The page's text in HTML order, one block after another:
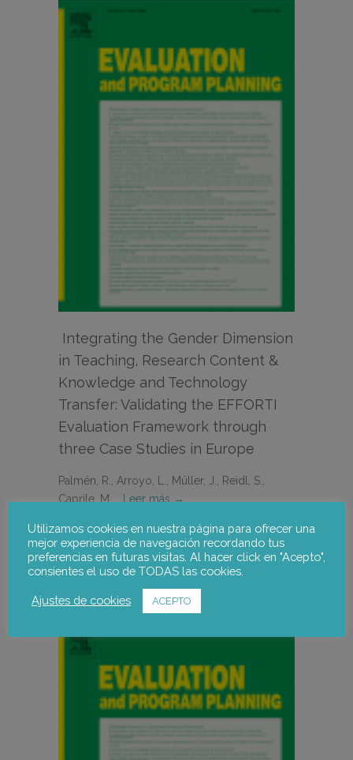
Integrating the Gender Dimension
in Teaching, Research Content &
Knowledge and Technology
Transfer: Validating the EFFORTI
Evaluation Framework through
three Case Studies in Europe
Palmén, R., Arroyo, L., Müller, J., Reidl, S.,
Caprile, M.,…Leer más →
27 noviembre, 2020
Utilizamos cookies en nuestra página para ofrecer una
mejor experiencia de navegación recordando tus
preferencias en futuras visitas. Al hacer click en "Acepto",
consientes el uso de TODAS las cookies.
Ajustes de cookies ACEPTO